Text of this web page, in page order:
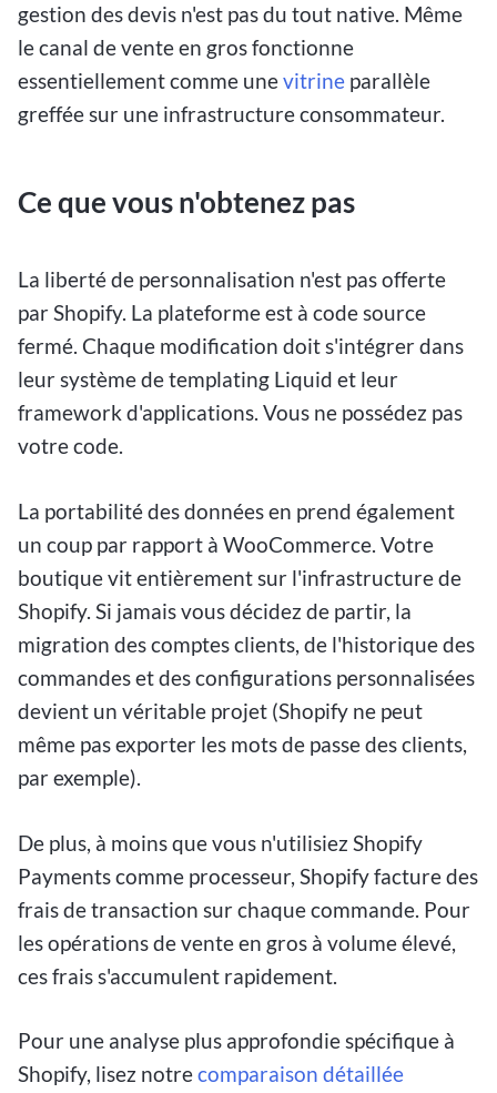
gestion des devis n'est pas du tout native. Même
le canal de vente en gros fonctionne
essentiellement comme unevitrine parallèle
greffée sur une infrastructure consommateur.
Ce que vous n'obtenez pas
La liberté de personnalisation n'est pas offerte
par Shopify. La plateforme est à code source
fermé. Chaque modification doit s'intégrer dans
leur système de templating Liquid et leur
framework d'applications. Vous ne possédez pas
votre code.
La portabilité des données en prend également
un coup par rapport à WooCommerce. Votre
boutique vit entièrement sur l'infrastructure de
Shopify. Si jamais vous décidez de partir, la
migration des comptes clients, de l'historique des
commandes et des configurations personnalisées
devient un véritable projet (Shopify ne peut
même pas exporter les mots de passe des clients,
par exemple).
De plus, à moins que vous n'utilisiez Shopify
Payments comme processeur, Shopify facture des
frais de transaction sur chaque commande. Pour
les opérations de vente en gros à volume élevé,
ces frais s'accumulent rapidement.
Pour une analyse plus approfondie spécifique à
Shopify, lisez notrecomparaison détaillée